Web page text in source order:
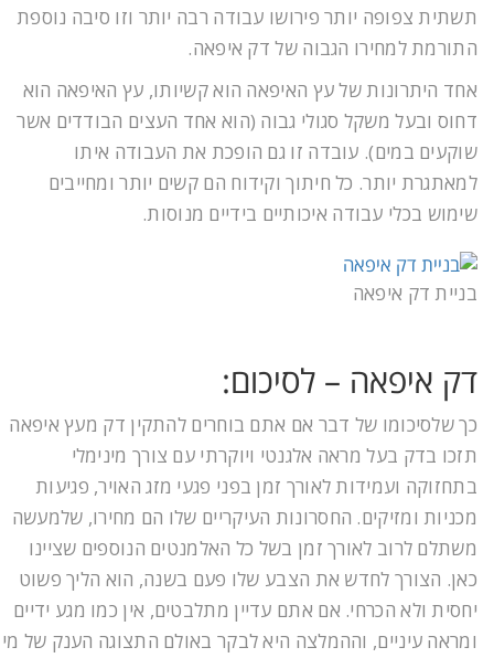
תשתית צפופה יותר פירושו עבודה רבה יותר וזו סיבה נוספת
התורמת למחירו הגבוה של דק איפאה.
אחד היתרונות של עץ האיפאה הוא קשיותו, עץ האיפאה הוא
דחוס ובעל משקל סגולי גבוה (הוא אחד העצים הבודדים אשר
שוקעים במים). עובדה זו גם הופכת את העבודה איתו
למאתגרת יותר. כל חיתוך וקידוח הם קשים יותר ומחייבים
שימוש בכלי עבודה איכותיים בידיים מנוסות.
בניית דק איפאה
דק איפאה – לסיכום:
כך שלסיכומו של דבר אם אתם בוחרים להתקין דק מעץ איפאה
תזכו בדק בעל מראה אלגנטי ויוקרתי עם צורך מינימלי
בתחזוקה ועמידות לאורך זמן בפני פגעי מזג האויר, פגיעות
מכניות ומזיקים. החסרונות העיקריים שלו הם מחירו, שלמעשה
משתלם לרוב לאורך זמן בשל כל האלמנטים הנוספים שציינו
כאן. הצורך לחדש את הצבע שלו פעם בשנה, הוא הליך פשוט
יחסית ולא הכרחי. אם אתם עדיין מתלבטים, אין כמו מגע ידיים
ומראה עיניים, וההמלצה היא לבקר באולם התצוגה הענק של מי